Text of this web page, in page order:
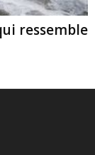
ressemble